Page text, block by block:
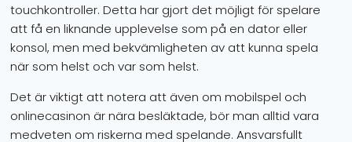
touchkontroller. Detta har gjort det möjligt för spelare
att få en liknande upplevelse som på en dator eller
konsol, men med bekvämligheten av att kunna spela
när som helst och var som helst.
Det är viktigt att notera att även om mobilspel och
onlinecasinon är nära besläktade, bör man alltid vara
medveten om riskerna med spelande. Ansvarsfullt